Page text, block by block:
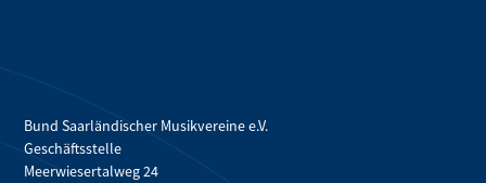
Bund Saarländischer Musikvereine e.V.
Geschäftsstelle
Meerwiesertalweg 24